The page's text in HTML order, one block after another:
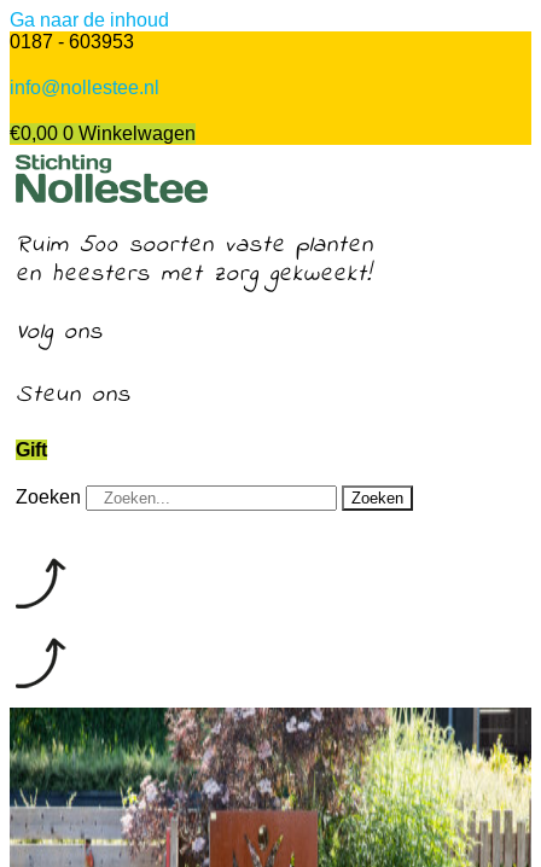
Ga naar de inhoud
0187 - 603953
info@nollestee.nl
€0,00 0 Winkelwagen
Ruim 500 soorten vaste planten
en heesters met zorg gekweekt!
Volg ons
Steun ons
Gift
Zoeken Zoeken